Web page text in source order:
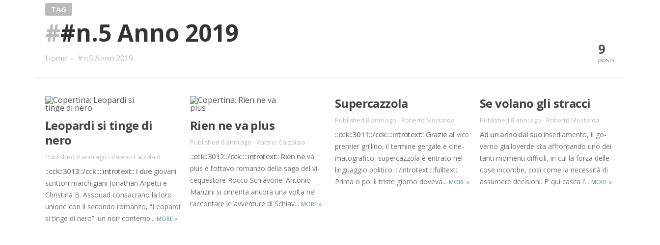
TAG
##n.5 Anno 2019
Home » #n.5 Anno 2019
9
posts
Leo­par­di si tin­ge di
nero
Published 8 anni ago -Valerio Calzolaio
::cck::3013::/​cck::::in­tro­text:: I due gio­va­ni
scrit­to­ri mar­chi­gia­ni Jo­na­than Ar­pet­ti e
Chri­sti­na B. As­souad con­sa­cra­no la loro
unio­ne con il se­con­do ro­man­zo, “Leo­par­di
si tin­ge di nero”: un noir con­tem­p... MORE»
Rien ne va plus
Published 8 anni ago -Valerio Calzolaio
::cck::3012::/​cck::::in­tro­text:: Rien ne va
plus è l’ot­ta­vo ro­man­zo del­la saga del vi­
ce­que­sto­re Roc­co Schia­vo­ne. An­to­nio
Man­zi­ni si ci­men­ta an­co­ra una vol­ta nel
rac­con­ta­re le av­ven­tu­re di Schia­v... MORE»
Su­per­caz­zo­la
Published 8 anni ago - Roberto Mostarda
::cck::3011::/​cck::::in­tro­text:: Gra­zie al vice
pre­mier gril­li­no, il ter­mi­ne ger­ga­le e ci­ne­
ma­to­gra­fi­co, su­per­caz­zo­la è en­tra­to nel
lin­guag­gio po­li­ti­co. ::/​in­tro­text::::full­text::
Pri­ma o poi il tri­ste gior­no do­ve­va... MORE»
Se vo­la­no gli strac­ci
Published 8 anni ago - Roberto Mostarda
Ad un anno dal suoin­se­dia­men­to, il go­
ver­no gial­lo­ver­de sta af­fron­tan­do uno dei
tan­ti mo­men­ti dif­fi­ci­li, in cui la for­za del­le
cose in­com­be, così come la ne­ces­si­tà di
as­su­me­re de­ci­sio­ni. E’ qui ca­sca l’... MORE»